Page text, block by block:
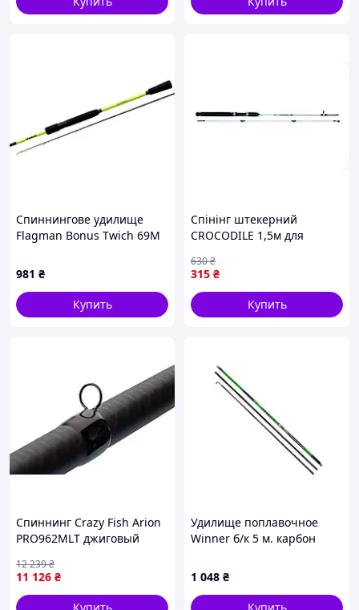
Cпиннинговe удилище
Flagman Bonus Twich 69M
981 ₴
Купить
Спінінг штекерний
CROCODILE 1,5м для
зручний для ловлі риби
315 ₴
630₴
Купить
Спиннинг Crazy Fish Arion
PRO962MLT джиговый
легкий 5-21g 290cm
|neper-1890|
11 126 ₴
12 239₴
Удилище поплавочное
Winner б/к 5 м. карбон
1 048 ₴